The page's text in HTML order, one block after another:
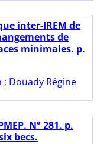
inter-IREM de
de
minimales. p.
; Douady Régine
N° 281. p.
becs.